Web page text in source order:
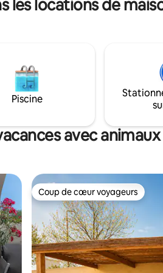
les locations de
Piscine
avec
Coup de cœur voyageurs
Coup de cœur voyageurs